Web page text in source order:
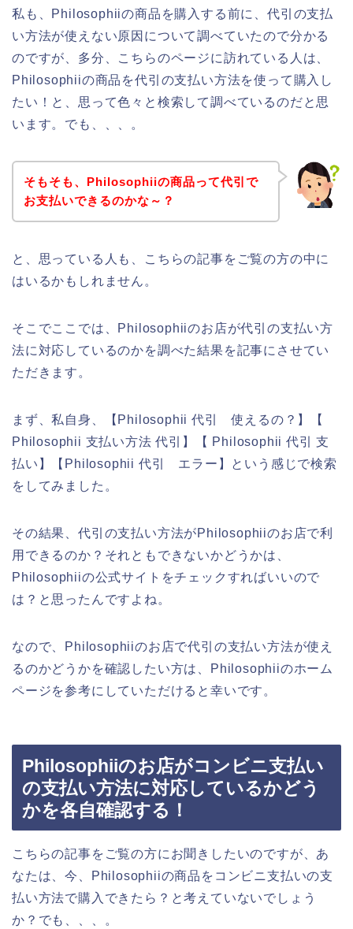
私も、Philosophiiの商品を購入する前に、代引の支払
い方法が使えない原因について調べていたので分かる
のですが、多分、こちらのページに訪れている人は、
Philosophiiの商品を代引の支払い方法を使って購入し
たい！と、思って色々と検索して調べているのだと思
います。でも、、、。
そもそも、Philosophiiの商品って代引で
お支払いできるのかな～？
と、思っている人も、こちらの記事をご覧の方の中に
はいるかもしれません。
そこでここでは、Philosophiiのお店が代引の支払い方
法に対応しているのかを調べた結果を記事にさせてい
ただきます。
まず、私自身、【Philosophii 代引 使えるの？】【
Philosophii 支払い方法 代引】【 Philosophii 代引 支
払い】【Philosophii 代引 エラー】という感じで検索
をしてみました。
その結果、代引の支払い方法がPhilosophiiのお店で利
用できるのか？それともできないかどうかは、
Philosophiiの公式サイトをチェックすればいいので
は？と思ったんですよね。
なので、Philosophiiのお店で代引の支払い方法が使え
るのかどうかを確認したい方は、Philosophiiのホーム
ページを参考にしていただけると幸いです。
Philosophiiのお店がコンビニ支払い
の支払い方法に対応しているかどう
かを各自確認する！
こちらの記事をご覧の方にお聞きしたいのですが、あ
なたは、今、Philosophiiの商品をコンビニ支払いの支
払い方法で購入できたら？と考えていないでしょう
か？でも、、、。